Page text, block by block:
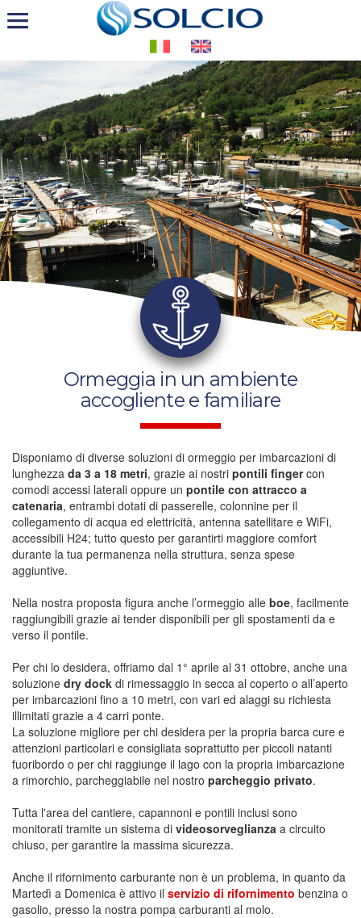
Ormeggia in un ambiente
accogliente e familiare
Disponiamo di diverse soluzioni di ormeggio per imbarcazioni di
lunghezza da 3 a 18 metri, grazie ai nostri pontili fingercon
comodi accessi laterali oppure un pontile con attracco a
catenaria, entrambi dotati di passerelle, colonnine per il
collegamento di acqua ed elettricità, antenna satellitare e WiFi,
accessibili H24; tutto questo per garantirti maggiore comfort
durante la tua permanenza nella struttura, senza spese
aggiuntive.
Nella nostra proposta figura anche l’ormeggio alle boe, facilmente
raggiungibili grazie ai tender disponibili per gli spostamenti da e
verso il pontile.
Per chi lo desidera, offriamo dal 1° aprile al 31 ottobre, anche una
soluzione dry dock di rimessaggio in secca al coperto o all’aperto
per imbarcazioni fino a 10 metri, con vari ed alaggi su richiesta
illimitati grazie a 4 carri ponte.
La soluzione migliore per chi desidera per la propria barca cure e
attenzioni particolari e consigliata soprattutto per piccoli natanti
fuoribordo o per chi raggiunge il lago con la propria imbarcazione
a rimorchio, parcheggiabile nel nostro parcheggio privato.
Tutta l'area del cantiere, capannoni e pontili inclusi sono
monitorati tramite un sistema di videosorveglianza a circuito
chiuso, per garantire la massima sicurezza.
Anche il rifornimento carburante non è un problema, in quanto da
Martedì a Domenica è attivo il servizio di rifornimento benzina o
gasolio, presso la nostra pompa carburanti al molo.